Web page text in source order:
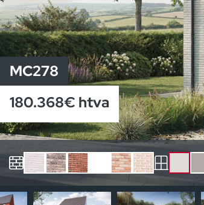
MC278
180.368€ htva
Nos autres maisons